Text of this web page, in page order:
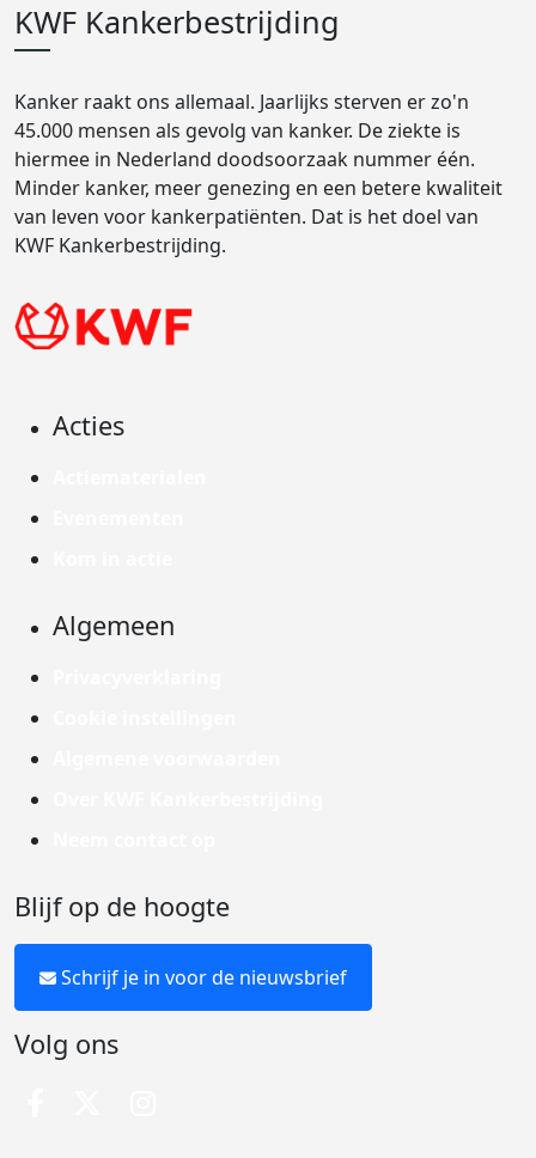
KWF Kankerbestrijding
Kanker raakt ons allemaal. Jaarlijks sterven er zo'n
45.000 mensen als gevolg van kanker. De ziekte is
hiermee in Nederland doodsoorzaak nummer één.
Minder kanker, meer genezing en een betere kwaliteit
van leven voor kankerpatiënten. Dat is het doel van
KWF Kankerbestrijding.
Acties
Algemeen
Blijf op de hoogte
Schrijf je in voor de nieuwsbrief
Volg ons